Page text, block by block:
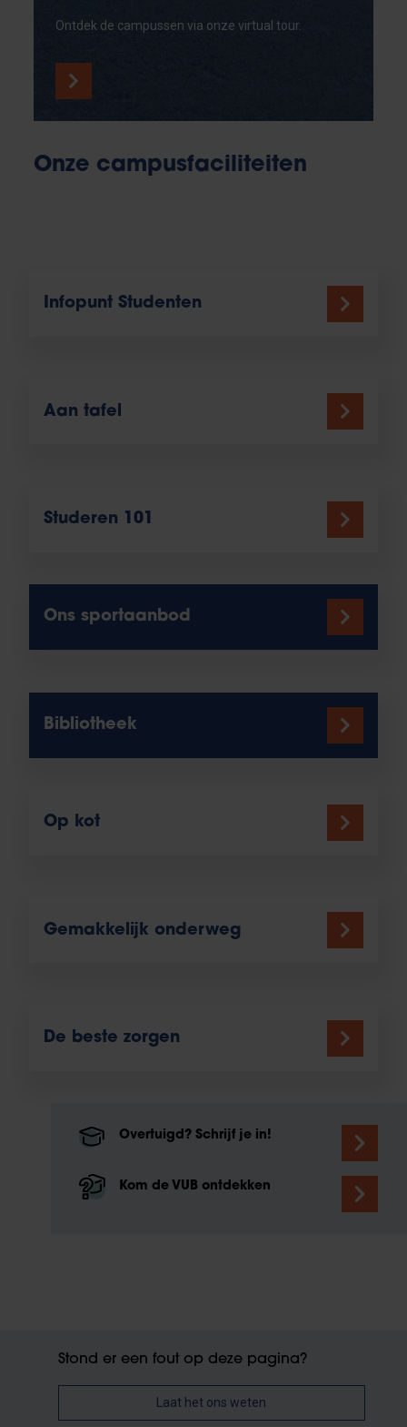
Ontdek de campussen via onze virtual tour.
Onze campusfaciliteiten
Infopunt Studenten
Aan tafel
Studeren 101
Ons sportaanbod
Bibliotheek
Op kot
Gemakkelijk onderweg
De beste zorgen
Overtuigd? Schrijf je in!
Kom de VUB ontdekken
Stond er een fout op deze pagina?
Laat het ons weten